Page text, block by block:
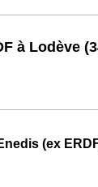
à Lodève
(ex